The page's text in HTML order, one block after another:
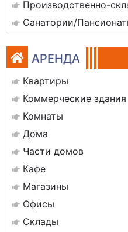
Производственно-
Санатории/
АРЕНДА
Квартиры
Коммерческие здания
Комнаты
Дома
Части домов
Кафе
Магазины
Офисы
Склады